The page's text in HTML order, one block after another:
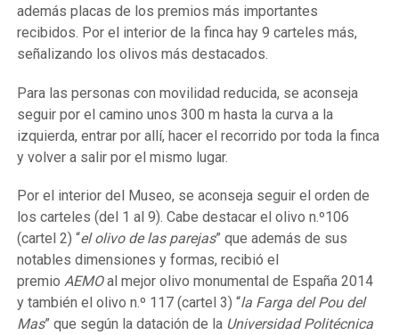
además placas de los premios más importantes
recibidos. Por el interior de la finca hay 9 carteles más,
señalizando los olivos más destacados.
Para las personas con movilidad reducida, se aconseja
seguir por el camino unos 300 m hasta la curva a la
izquierda, entrar por allí, hacer el recorrido por toda la finca
y volver a salir por el mismo lugar.
Por el interior del Museo, se aconseja seguir el orden de
los carteles (del 1 al 9). Cabe destacar el olivo n.º106
(cartel 2) “el olivo de las parejas” que además de sus
notables dimensiones y formas, recibió el
premio AEMOal mejor olivo monumental de España 2014
y también el olivo n.º 117 (cartel 3) “la Farga del Pou del
Mas” que según la datación de la Universidad Politécnica